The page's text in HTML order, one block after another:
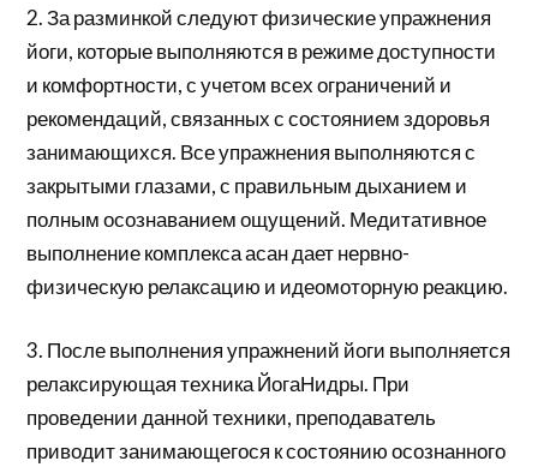
2. За разминкой следуют физические упражнения
йоги, которые выполняются в режиме доступности
и комфортности, с учетом всех ограничений и
рекомендаций, связанных с состоянием здоровья
занимающихся. Все упражнения выполняются с
закрытыми глазами, с правильным дыханием и
полным осознаванием ощущений. Медитативное
выполнение комплекса асан дает нервно-
физическую релаксацию и идеомоторную реакцию.
3. После выполнения упражнений йоги выполняется
релаксирующая техника ЙогаНидры. При
проведении данной техники, преподаватель
приводит занимающегося к состоянию осознанного